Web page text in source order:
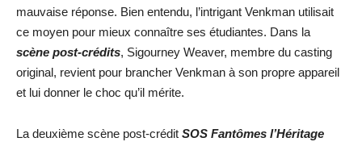
mauvaise réponse. Bien entendu, l’intrigant Venkman utilisait
ce moyen pour mieux connaître ses étudiantes. Dans la
scène post-crédits, Sigourney Weaver, membre du casting
original, revient pour brancher Venkman à son propre appareil
et lui donner le choc qu’il mérite.
La deuxième scène post-crédit SOS Fantômes l’Héritage